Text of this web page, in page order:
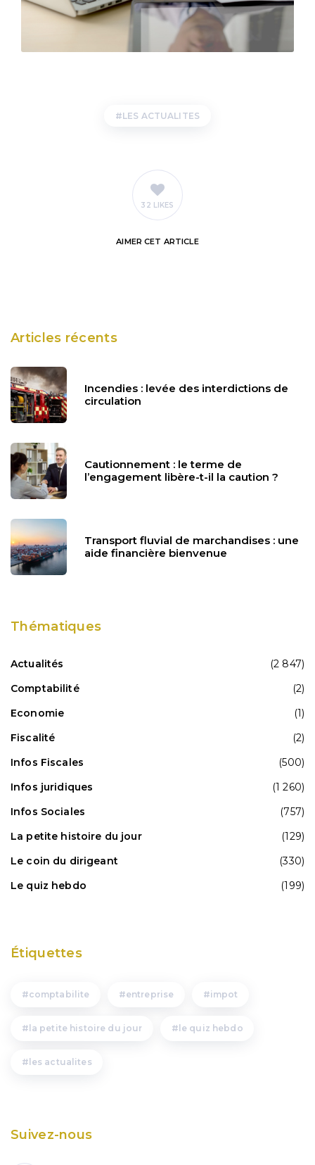
LES ACTUALITES
32 LIKES
AIMER CET ARTICLE
Articles récents
Incendies : levée des interdictions de
circulation
Cautionnement : le terme de
l’engagement libère-t-il la caution ?
Transport fluvial de marchandises : une
aide financière bienvenue
Thématiques
Actualités
(2 847)
Comptabilité
(2)
Economie
(1)
Fiscalité
(2)
Infos Fiscales
(500)
Infos juridiques
(1 260)
Infos Sociales
(757)
La petite histoire du jour
(129)
Le coin du dirigeant
(330)
Le quiz hebdo
(199)
Étiquettes
comptabilite entreprise impot
la petite histoire du jour le quiz hebdo
les actualites
Suivez-nous